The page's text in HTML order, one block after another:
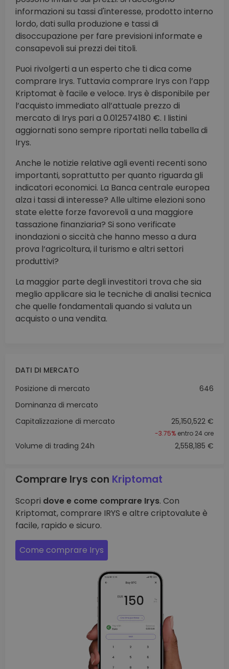
informazioni su tassi d'interesse, prodotto interno
lordo, dati sulla produzione e tassi di
disoccupazione per fare previsioni informate e
consapevoli sui prezzi dei titoli.
Puoi rivolgerti a un esperto che ti dica come
comprare Irys. Tuttavia comprare Irys con l’app
Kriptomat è facile e veloce. Irys è disponibile per
l’acquisto immediato all’attuale prezzo di
mercato di Irys pari a 0.012574180 €. I listini
aggiornati sono sempre riportati nella tabella di
Irys.
Anche le notizie relative agli eventi recenti sono
importanti, soprattutto per quanto riguarda gli
indicatori economici. La Banca centrale europea
alza i tassi di interesse? Alle ultime elezioni sono
state elette forze favorevoli a una maggiore
tassazione finanziaria? Si sono verificate
inondazioni o siccità che hanno messo a dura
prova l‘agricoltura, il turismo e altri settori
produttivi?
La maggior parte degli investitori trova che sia
meglio applicare sia le tecniche di analisi tecnica
che quelle fondamentali quando si valuta un
acquisto o una vendita.
DATI DI MERCATO
Posizione di mercato
646
Dominanza di mercato
Capitalizzazione di mercato
25,150,522 €
-3.75% entro 24 ore
Volume di trading 24h 2,558,185 €
Comprare Irys con Kriptomat
Scopri dove e come comprare Irys. Con
Kriptomat, comprare IRYS e altre criptovalute è
facile, rapido e sicuro.
Come comprare Irys